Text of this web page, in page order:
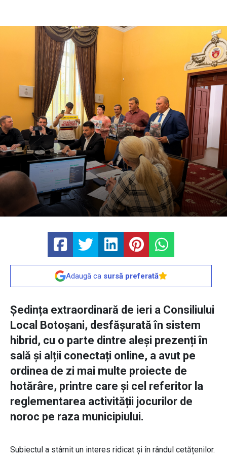
Adaugă ca sursă preferată
Ședința extraordinară de ieri a Consiliului
Local Botoșani, desfășurată în sistem
hibrid, cu o parte dintre aleși prezenți în
sală și alții conectați online, a avut pe
ordinea de zi mai multe proiecte de
hotărâre, printre care și cel referitor la
reglementarea activității jocurilor de
noroc pe raza municipiului.
Subiectul a stârnit un interes ridicat și în rândul cetățenilor.